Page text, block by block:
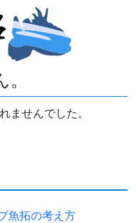
ませんでした。
魚拓の考え方